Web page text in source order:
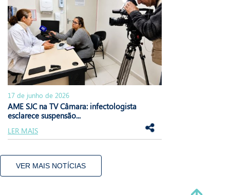
17 de junho de 2026
AME SJC na TV Câmara: infectologista
esclarece suspensão...
LER MAIS
VER MAIS NOTÍCIAS